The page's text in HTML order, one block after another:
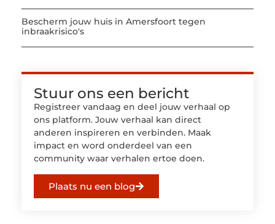
Bescherm jouw huis in Amersfoort tegen
inbraakrisico's
Stuur ons een bericht
Registreer vandaag en deel jouw verhaal op
ons platform. Jouw verhaal kan direct
anderen inspireren en verbinden. Maak
impact en word onderdeel van een
community waar verhalen ertoe doen.
Plaats nu een blog